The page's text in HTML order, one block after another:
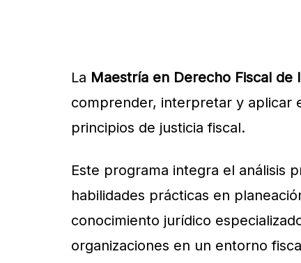
La Maestría en Derecho Fiscal de
comprender, interpretar y aplicar
principios de justicia fiscal.
Este programa integra el análisis
habilidades prácticas en
conocimiento jurídico
organizaciones en un entorno